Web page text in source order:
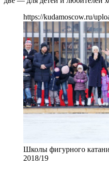
https://kudamoscow.ru/
Школы фигурного
2018/19